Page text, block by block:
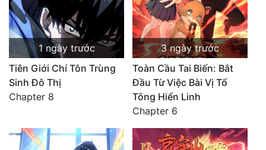
1 ngày trước
Tiên Giới Chí Tôn Trùng
Sinh Đô Thị
Chapter 8
3 ngày trước
Toàn Cầu Tai Biến: Bắt
Đầu Từ Việc Bài Vị Tổ
Tông Hiển Linh
Chapter 6